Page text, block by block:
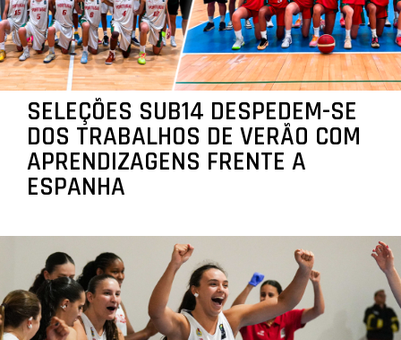
SELEÇÕES SUB14 DESPEDEM-SE
DOS TRABALHOS DE VERÃO COM
APRENDIZAGENS FRENTE A
ESPANHA